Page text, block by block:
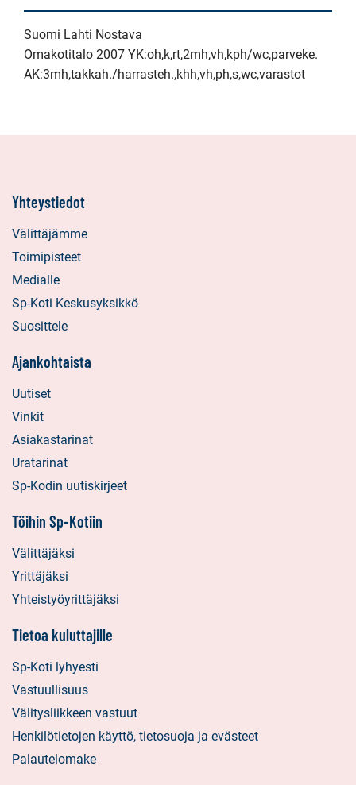
Suomi Lahti Nostava
Omakotitalo 2007 YK:oh,k,rt,2mh,vh,kph/wc,parveke.
AK:3mh,takkah./harrasteh.,khh,vh,ph,s,wc,varastot
Yhteystiedot
Välittäjämme
Toimipisteet
Medialle
Sp-Koti Keskusyksikkö
Suosittele
Ajankohtaista
Uutiset
Vinkit
Asiakastarinat
Uratarinat
Sp-Kodin uutiskirjeet
Töihin Sp-Kotiin
Välittäjäksi
Yrittäjäksi
Yhteistyöyrittäjäksi
Tietoa kuluttajille
Sp-Koti lyhyesti
Vastuullisuus
Välitysliikkeen vastuut
Henkilötietojen käyttö, tietosuoja ja evästeet
Palautelomake